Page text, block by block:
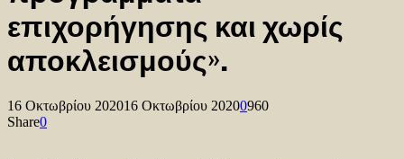
επιχορήγησης και χωρίς
αποκλεισμούς».
16 Οκτωβρίου 202016 Οκτωβρίου 20200960
Share0